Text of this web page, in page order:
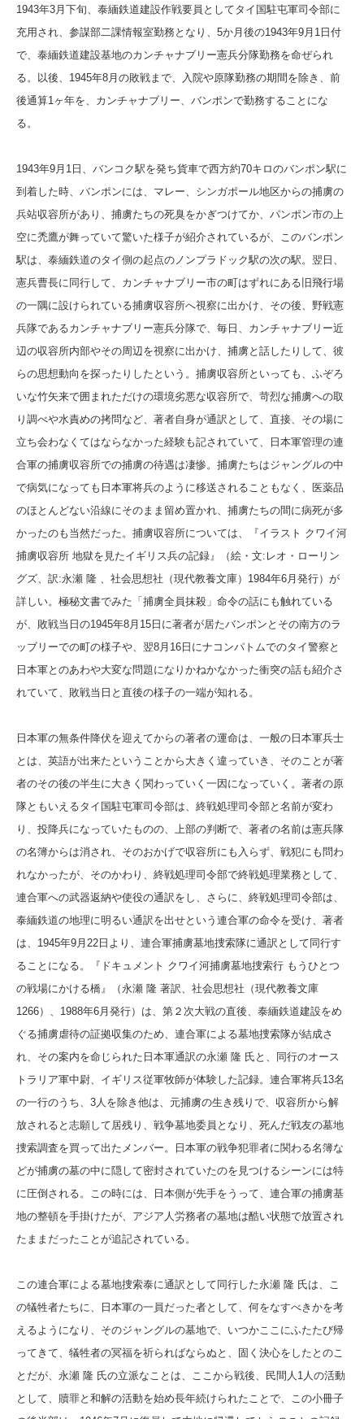
1943年3月下旬、泰緬鉄道建設作戦要員としてタイ国駐屯軍司令部に
充用され、参謀部二課情報室勤務となり、5か月後の1943年9月1日付
で、泰緬鉄道建設基地のカンチャナブリー憲兵分隊勤務を命ぜられ
る。以後、1945年8月の敗戦まで、入院や原隊勤務の期間を除き、前
後通算1ヶ年を、カンチャナブリー、バンポンで勤務することにな
る。
1943年9月1日、バンコク駅を発ち貨車で西方約70キロのバンポン駅に
到着した時、バンポンには、マレー、シンガポール地区からの捕虜の
兵站収容所があり、捕虜たちの死臭をかぎつけてか、パンポン市の上
空に禿鷹が舞っていて驚いた様子が紹介されているが、このバンポン
駅は、泰緬鉄道のタイ側の起点のノンプラドック駅の次の駅。翌日、
憲兵曹長に同行して、カンチャナブリー市の町はずれにある旧飛行場
の一隅に設けられている捕虜収容所へ視察に出かけ、その後、野戦憲
兵隊であるカンチャナブリー憲兵分隊で、毎日、カンチャナブリー近
辺の収容所内部やその周辺を視察に出かけ、捕虜と話したりして、彼
らの思想動向を探ったりしたという。捕虜収容所といっても、ふぞろ
いな竹矢来で囲まれただけの環境劣悪な収容所で、苛烈な捕虜への取
り調べや水責めの拷問など、著者自身が通訳として、直接、その場に
立ち会わなくてはならなかった経験も記されていて、日本軍管理の連
合軍の捕虜収容所での捕虜の待遇は凄惨。捕虜たちはジャングルの中
で病気になっても日本軍将兵のように移送されることもなく、医薬品
のほとんどない沿線にそのまま留め置かれ、捕虜たちの間に病死が多
かったのも当然だった。捕虜収容所については、『イラスト クワイ河
捕虜収容所 地獄を見たイギリス兵の記録』（絵・文:レオ・ローリン
グズ、訳:永瀬 隆 、社会思想社（現代教養文庫）1984年6月発行）が
詳しい。極秘文書でみた「捕虜全員抹殺」命令の話にも触れている
が、敗戦当日の1945年8月15日に著者が居たバンポンとその南方のラ
ッブリーでの町の様子や、翌8月16日にナコンパトムでのタイ警察と
日本軍とのあわや大変な問題になりかねかなかった衝突の話も紹介さ
れていて、敗戦当日と直後の様子の一端が知れる。
日本軍の無条件降伏を迎えてからの著者の運命は、一般の日本軍兵士
とは、英語が出来たということから大きく違っていき、そのことが著
者のその後の半生に大きく関わっていく一因になっていく。著者の原
隊ともいえるタイ国駐屯軍司令部は、終戦処理司令部と名前が変わ
り、投降兵になっていたものの、上部の判断で、著者の名前は憲兵隊
の名簿からは消され、そのおかげで収容所にも入らず、戦犯にも問わ
れなかったが、そのかわり、終戦処理司令部で終戦処理業務として、
連合軍への武器返納や使役の通訳をし、さらに、終戦処理司令部は、
泰緬鉄道の地理に明るい通訳を出せという連合軍の命令を受け、著者
は、1945年9月22日より、連合軍捕虜墓地捜索隊に通訳として同行す
ることになる。『ドキュメント クワイ河捕虜墓地捜索行 もうひとつ
の戦場にかける橋』（永瀬 隆 著訳、社会思想社（現代教養文庫
1266）、1988年6月発行）は、第２次大戦の直後、泰緬鉄道建設をめ
ぐる捕虜虐待の証拠収集のため、連合軍による墓地捜索隊が結成さ
れ、その案内を命じられた日本軍通訳の永瀬 隆 氏と、同行のオース
トラリア軍中尉、イギリス従軍牧師が体験した記録。連合軍将兵13名
の一行のうち、3人を除き他は、元捕虜の生き残りで、収容所から解
放されると志願して居残り、戦争墓地委員となり、死んだ戦友の墓地
捜索調査を買って出たメンバー。日本軍の戦争犯罪者に関わる名簿な
どが捕虜の墓の中に隠して密封されていたのを見つけるシーンには特
に圧倒される。この時には、日本側が先手をうって、連合軍の捕虜基
地の整頓を手掛けたが、アジア人労務者の墓地は酷い状態で放置され
たままだったことが追記されている。
この連合軍による墓地捜索泰に通訳として同行した永瀬 隆 氏は、こ
の犠牲者たちに、日本軍の一員だった者として、何をなすべきかを考
えるようになり、そのジャングルの墓地で、いつかここにふたたび帰
ってきて、犠牲者の冥福を祈らればならぬと、固く決心をしたとのこ
とだが、永瀬 隆 氏の立派なことは、ここから戦後、民間人1人の活動
として、贖罪と和解の活動を始め長年続けられたことで、この小冊子